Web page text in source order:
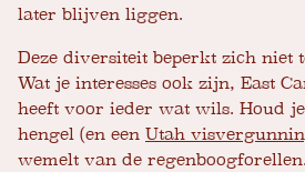
later blijven liggen.
Deze diversiteit beperkt zich niet
Wat je interesses ook zijn, East
heeft voor ieder wat wils. Houd
hengel (en een Utah
wemelt van de